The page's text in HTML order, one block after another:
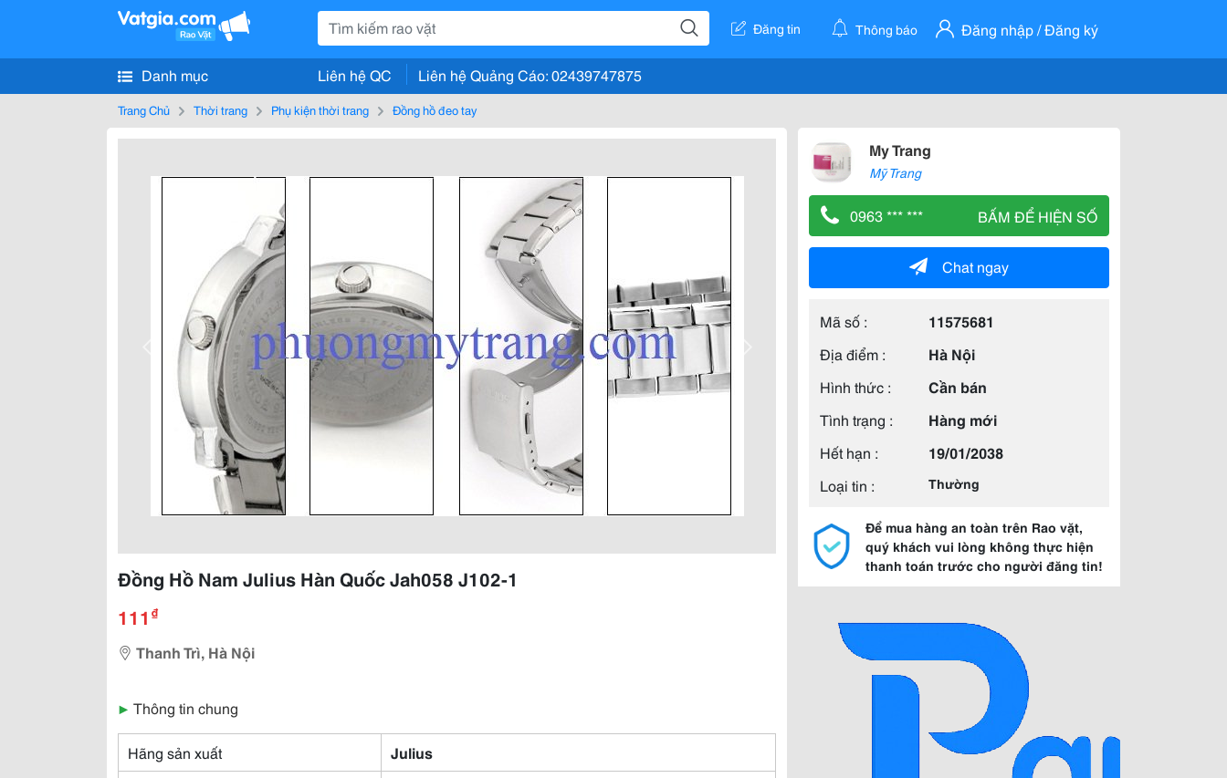
Đăng tin Thông báo Đăng nhập / Đăng ký
Danh mục Liên hệ QC Liên hệ Quảng Cáo: 02439747875
Trang Chủ Thời trang Phụ kiện thời trang Đồng hồ đeo tay
Đồng Hồ Nam Julius Hàn Quốc Jah058 J102-1
111 ₫
Thanh Trì, Hà Nội
▶ Thông tin chung
Hãng sản xuất
Julius
My Trang
Mỹ Trang
0963 *** *** BẤM ĐỂ HIỆN SỐ
Chat ngay
Mã số :
11575681
Địa điểm :
Hà Nội
Hình thức :
Cần bán
Tình trạng :
Hàng mới
Hết hạn :
19/01/2038
Loại tin :
Thường
Để mua hàng an toàn trên Rao vặt,
quý khách vui lòng không thực hiện
thanh toán trước cho người đăng tin!